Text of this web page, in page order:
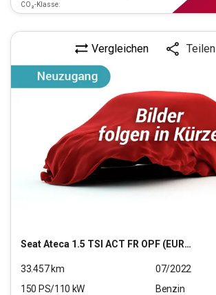
CO₂-Klasse:
SeatAteca 1.5 TSI ACT FR OPF (EURO 6d)
Vergleichen Teilen
33.457km
07/2022
150 PS/110 kW
Benzin